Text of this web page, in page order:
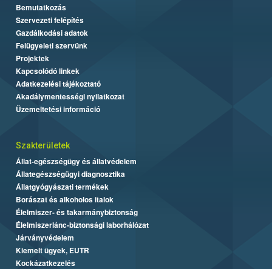
Bemutatkozás
Szervezeti felépítés
Gazdálkodási adatok
Felügyeleti szervünk
Projektek
Kapcsolódó linkek
Adatkezelési tájékoztató
Akadálymentességi nyilatkozat
Üzemeltetési információ
Szakterületek
Állat-egészségügy és állatvédelem
Állategészségügyi diagnosztika
Állatgyógyászati termékek
Borászat és alkoholos italok
Élelmiszer- és takarmánybiztonság
Élelmiszerlánc-biztonsági laborhálózat
Járványvédelem
Kiemelt ügyek, EUTR
Kockázatkezelés